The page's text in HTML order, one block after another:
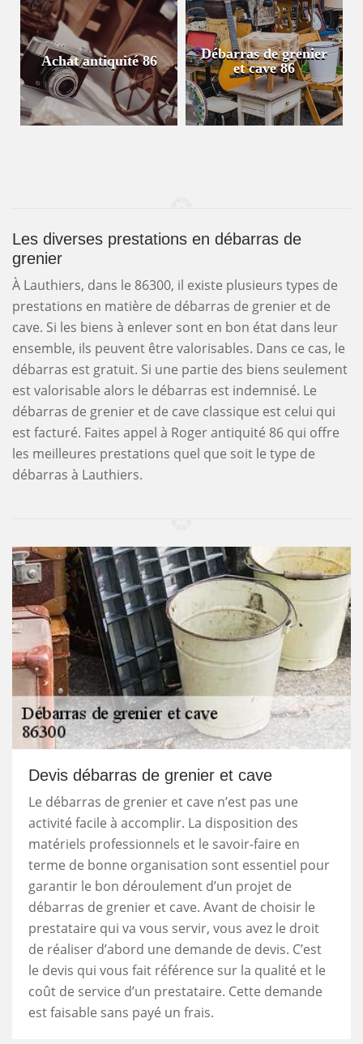
Achat antiquité 86
Débarras de grenier
et cave 86
Les diverses prestations en débarras de
grenier
À Lauthiers, dans le 86300, il existe plusieurs types de
prestations en matière de débarras de grenier et de
cave. Si les biens à enlever sont en bon état dans leur
ensemble, ils peuvent être valorisables. Dans ce cas, le
débarras est gratuit. Si une partie des biens seulement
est valorisable alors le débarras est indemnisé. Le
débarras de grenier et de cave classique est celui qui
est facturé. Faites appel à Roger antiquité 86 qui offre
les meilleures prestations quel que soit le type de
débarras à Lauthiers.
Devis débarras de grenier et cave
Le débarras de grenier et cave n’est pas une
activité facile à accomplir. La disposition des
matériels professionnels et le savoir-faire en
terme de bonne organisation sont essentiel pour
garantir le bon déroulement d’un projet de
débarras de grenier et cave. Avant de choisir le
prestataire qui va vous servir, vous avez le droit
de réaliser d’abord une demande de devis. C’est
le devis qui vous fait référence sur la qualité et le
coût de service d’un prestataire. Cette demande
est faisable sans payé un frais.